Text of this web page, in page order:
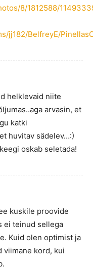
8/1812588/
jj182/BelfreyE/
helklevaid niite
arvasin, et
katki
huvitav sädelev…:)
oskab seletada!
kuskile proovide
ei teinud sellega
Kuid olen optimist ja
viimane kord, kui